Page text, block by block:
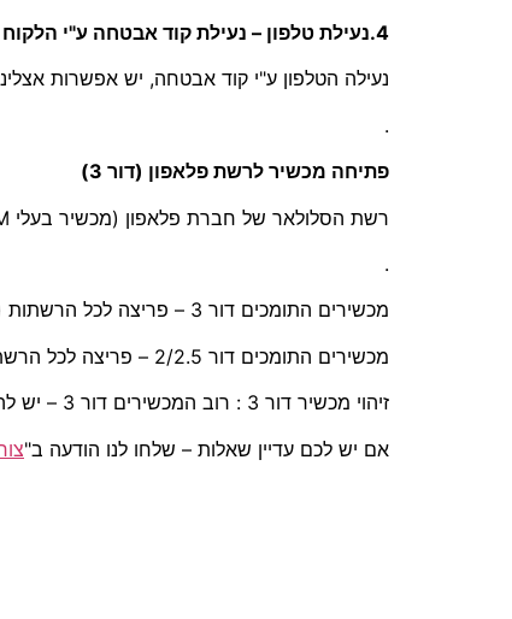
4.נעילת טלפון – נעילת קוד אבטחה ע"י הלקוח :
נעילה הטלפון ע"י קוד אבטחה, יש אפשרות
.
פתיחה מכשיר לרשת פלאפון (דור 3)
רשת הסלולאר של חברת פלאפון (מכשיר בעלי SIM) היא דור 3 בלבד, לכן מכשירים התומכים דור 2/2.5 – לא תעזור פתיחה של המכשיר !
.
מכשירים התומכים דור 3 – פריצה לכל הרשתות (סלקום/אורנג/פלאפון)
מכשירים התומכים דור 2/2.5 – פריצה לכל הרשתות (סלקום/אורנג)
זיהוי מכשיר דור 3 : רוב המכשירים דור 3 – יש להם זיהוי ע"י המצלמה מקדימה (מכשירים התומכים בתדר 2100 – דור 3).
אם יש לכם עדיין שאלות – שלחו לנו הודעה ב"